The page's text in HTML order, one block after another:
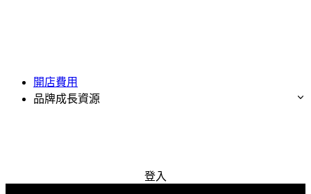
開店費用
品牌成長資源
登入